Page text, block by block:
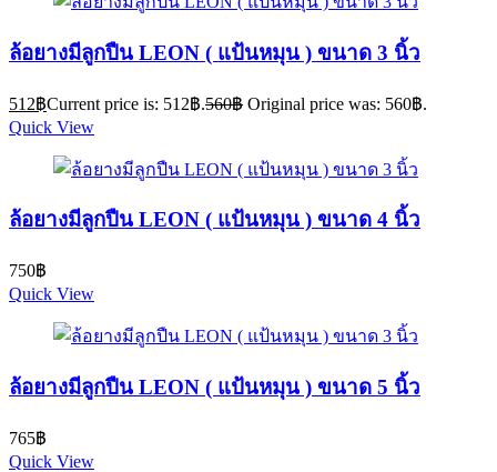
ล้อยางมีลูกปืน LEON ( แป้นหมุน ) ขนาด 3 นิ้ว
512฿Current price is: 512฿.560฿ Original price was: 560฿.
Quick View
ล้อยางมีลูกปืน LEON ( แป้นหมุน ) ขนาด 4 นิ้ว
750฿
Quick View
ล้อยางมีลูกปืน LEON ( แป้นหมุน ) ขนาด 5 นิ้ว
765฿
Quick View